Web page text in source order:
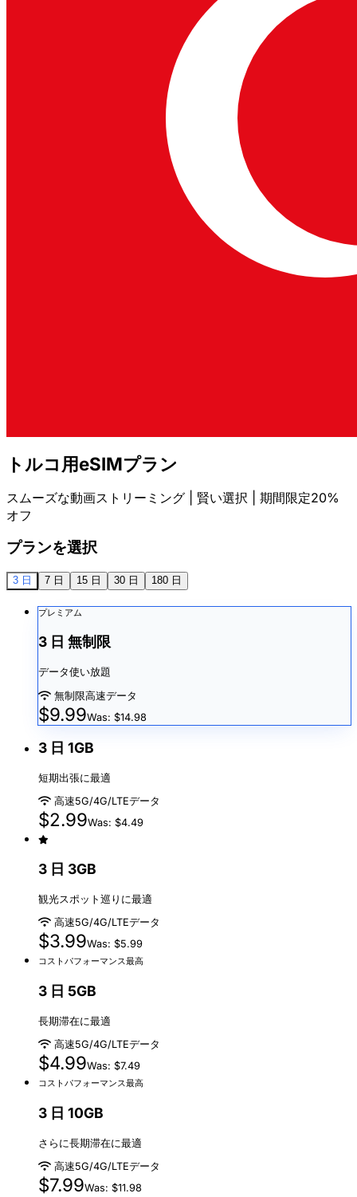
トルコ用eSIMプラン
スムーズな動画ストリーミング | 賢い選択 | 期間限定20%
オフ
プランを選択
3 日 7 日 15 日 30 日 180 日
プレミアム
3 日 無制限
データ使い放題
無制限高速データ
$9.99Was: $14.98
3 日 1GB
短期出張に最適
高速5G/4G/LTEデータ
$2.99Was: $4.49
3 日 3GB
観光スポット巡りに最適
高速5G/4G/LTEデータ
$3.99Was: $5.99
コストパフォーマンス最高
3 日 5GB
長期滞在に最適
高速5G/4G/LTEデータ
$4.99Was: $7.49
コストパフォーマンス最高
3 日 10GB
さらに長期滞在に最適
高速5G/4G/LTEデータ
$7.99Was: $11.98